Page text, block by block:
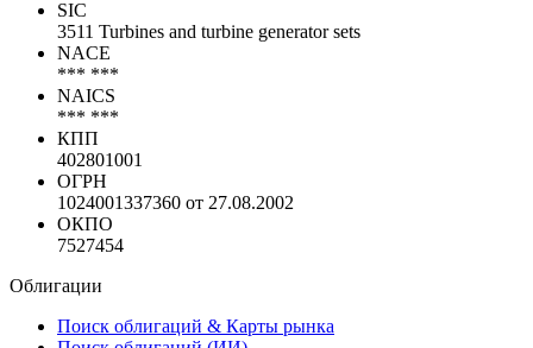
SIC
3511 Turbines and turbine generator sets
NACE
*** ***
NAICS
*** ***
КПП
402801001
ОГРН
1024001337360 от 27.08.2002
ОКПО
7527454
Облигации
Поиск облигаций & Карты рынка